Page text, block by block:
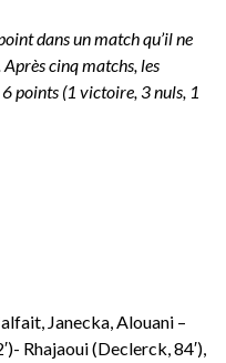
dans un match qu’il ne
cinq matchs, les
points (1 victoire, 3 nuls, 1
Janecka, Alouani –
Rhajaoui (Declerck, 84′),